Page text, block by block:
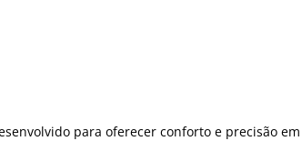
para oferecer conforto e precisão